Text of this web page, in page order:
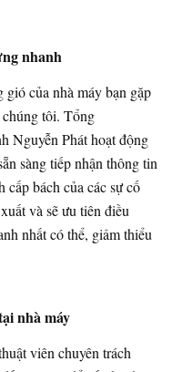
nhanh
của nhà máy bạn gặp
tôi. Tổng
Nguyễn Phát hoạt động
sàng tiếp nhận thông tin
bách của các sự cố
và sẽ ưu tiên điều
nhất có thể, giảm thiểu
nhà máy
viên chuyên trách